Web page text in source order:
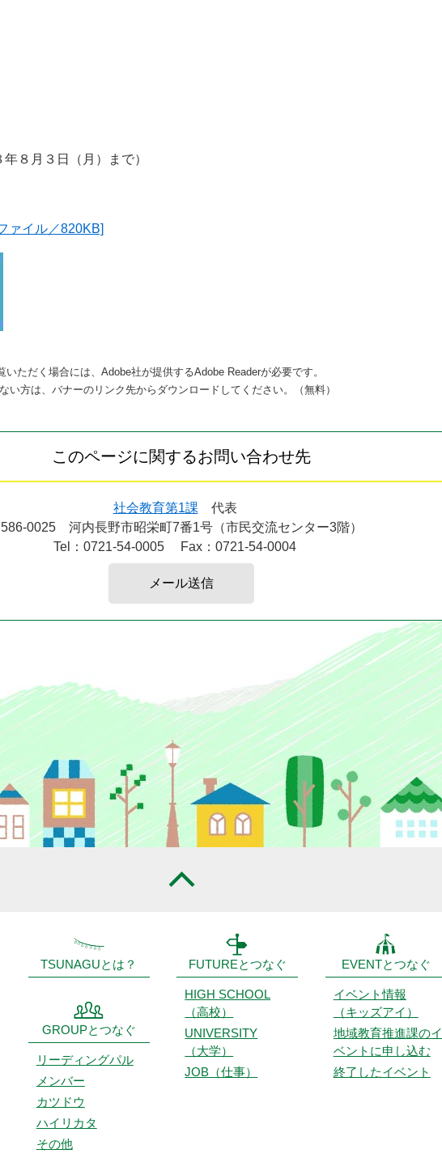
８月３日（月）まで）
ァイル／820KB]
ただく場合には、Adobe社が提供するAdobe Readerが必要です。
い方は、バナーのリンク先からダウンロードしてください。（無料）
このページに関するお問い合わせ先
社会教育第1課
代表
0025
河内長野市昭栄町7番1号（市民交流センター3階）
Tel：0721-54-0005
Fax：0721-54-0004
メール送信
TSUNAGUとは？
GROUPとつなぐ
リーディングパル
メンバー
カツドウ
ハイリカタ
その他
FUTUREとつなぐ
HIGH SCHOOL
（高校）
UNIVERSITY
（大学）
JOB（仕事）
EVENTとつなぐ
イベント情報
（キッズアイ）
地域教育推進課のイ
ベントに申し込む
終了したイベント